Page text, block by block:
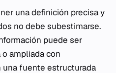
una definición precisa y
no debe subestimarse.
puede ser
ampliada con
fuente estructurada